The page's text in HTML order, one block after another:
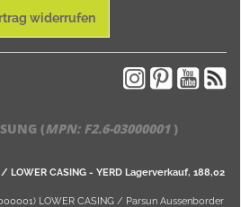
widerrufen
(MPN: F2.6-03000001)
CASING - YERD Lagerverkauf, 188,02
LOWER CASING / Parsun Aussenborder